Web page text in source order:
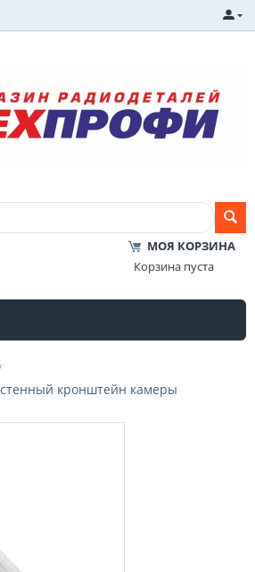
МОЯ КОРЗИНА
Корзина пуста
кронштейн камеры